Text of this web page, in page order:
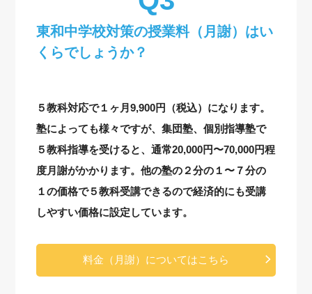
東和中学校対策の授業料（月謝）はい
くらでしょうか？
５教科対応で１ヶ月9,900円（税込）になります。
塾によっても様々ですが、集団塾、個別指導塾で
５教科指導を受けると、通常20,000円〜70,000円程
度月謝がかかります。他の塾の２分の１〜７分の
１の価格で５教科受講できるので経済的にも受講
しやすい価格に設定しています。
料金（月謝）についてはこちら